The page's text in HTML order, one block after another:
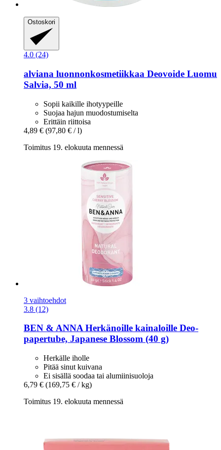
Ostoskori
4.0 (24)
alviana luonnonkosmetiikkaa Deovoide Luomu
Salvia, 50 ml
Sopii kaikille ihotyypeille
Suojaa hajun muodostumiselta
Erittäin riittoisa
4,89 € (97,80 € / l)
Toimitus 19. elokuuta mennessä
3 vaihtoehdot
3.8 (12)
BEN & ANNAHerkänoille kainaloille Deo-​
papertube, Japanese Blossom (40 g)
Herkälle iholle
Pitää sinut kuivana
Ei sisällä soodaa tai alumiinisuoloja
6,79 € (169,75 € / kg)
Toimitus 19. elokuuta mennessä